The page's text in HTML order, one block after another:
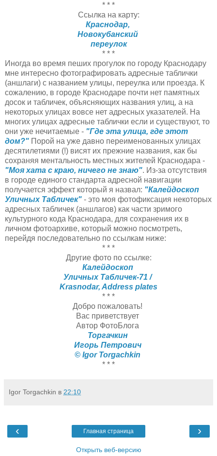
* * *
Ссылка на карту:
Краснодар,
Новокубанский
переулок
* * *
Иногда во время пеших прогулок по городу Краснодару
мне интересно фотографировать адресные таблички
(аншлаги) с названием улицы, переулка или проезда. К
сожалению, в городе Краснодаре почти нет памятных
досок и табличек, объясняющих названия улиц, а на
некоторых улицах вовсе нет адресных указателей. На
многих улицах адресные таблички если и существуют, то
они уже нечитаемые - "Где эта улица, где этот
дом?" Порой на уже давно переименованных улицах
десятилетиями (!) висят их прежние названия, как бы
сохраняя ментальность местных жителей Краснодара -
"Моя хата с краю, ничего не знаю". Из-за отсутствия
в городе единого стандарта адресной навигации
получается эффект который я назвал: "Калейдоскоп
Уличных Табличек" - это моя фотофиксация некоторых
адресных табличек (аншлагов) как части зримого
культурного кода Краснодара, для сохранения их в
личном фотоархиве, который можно посмотреть,
перейдя последовательно по ссылкам ниже:
* * *
Другие фото по ссылке:
Калейдоскоп
Уличных Табличек-71 /
Krasnodar, Address plates
* * *
Добро пожаловать!
Вас приветствует
Автор ФотоБлога
Торгачкин
Игорь Петрович
© Igor Torgachkin
* * *
Igor Torgachkin в 22:10
‹ ›
Главная страница
Открыть веб-версию